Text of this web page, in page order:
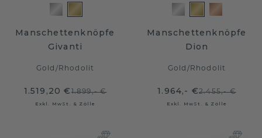
Manschettenknöpfe
Givanti
Gold / Rhodolit
1.519,20 €1.899,- €
Exkl. MwSt. & Zölle
Manschettenknöpfe
Dion
Gold / Rhodolit
1.964,- €2.455,- €
Exkl. MwSt. & Zölle